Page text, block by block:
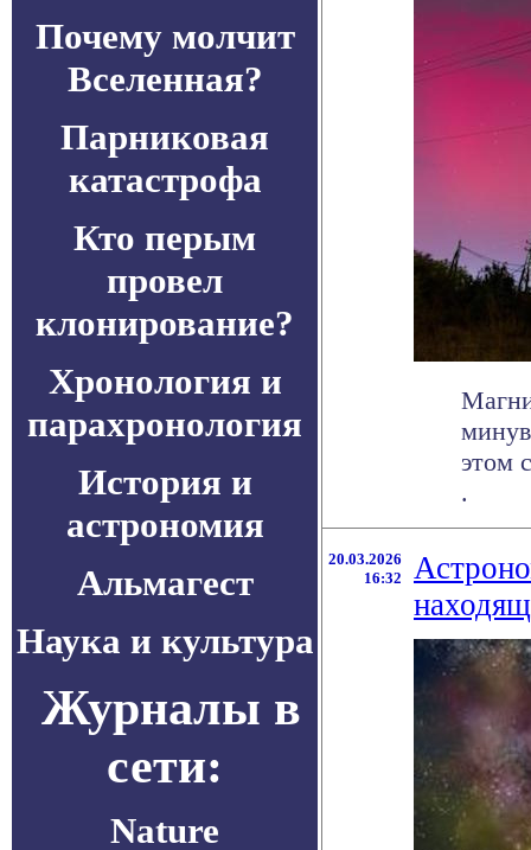
Почему молчит
Вселенная?
Парниковая
катастрофа
Кто перым
провел
клонирование?
Хронология и
парахронология
История и
астрономия
Альмагест
Наука и культура
Журналы в
сети:
Nature
этом
.
20.03.2026
16:32